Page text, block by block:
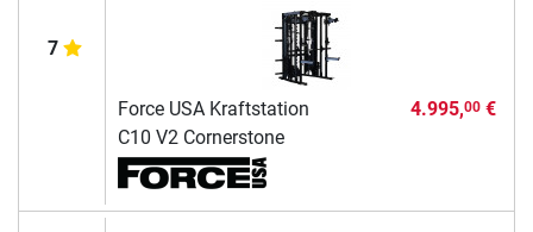
7
Force USA Kraftstation
C10 V2 Cornerstone
4.995,00€